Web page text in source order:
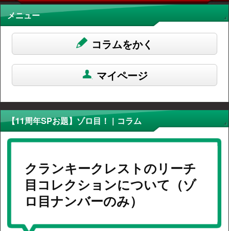
メニュー
コラムをかく
マイページ
【11周年SPお題】ゾロ目！ | コラム
クランキークレストのリーチ
目コレクションについて（ゾ
ロ目ナンバーのみ）